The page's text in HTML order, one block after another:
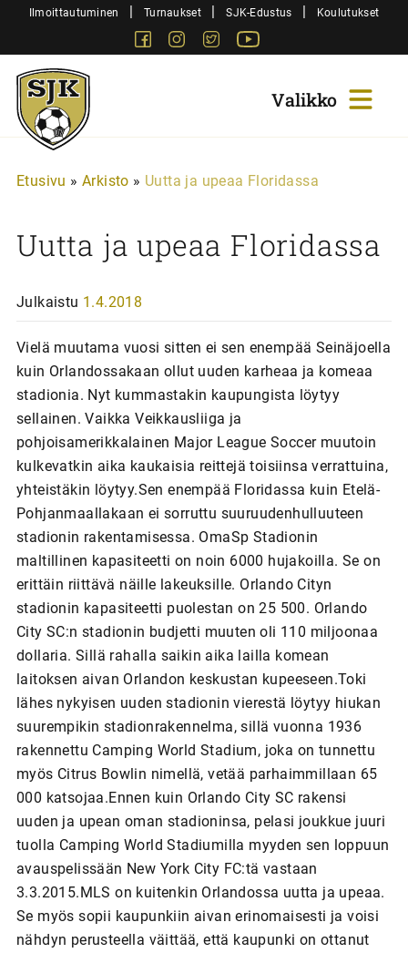
SiirryIlmoittautuminen | Turnaukset | SJK-Edustus | Koulutukset
FacebookInstagram
Twitter
Sjk-
Juniorit
Etusivu » Arkisto » Uutta ja upeaa Floridassa
Uutta ja upeaa Floridassa
Julkaistu 1.4.2018
Vielä muutama vuosi sitten ei sen enempää Seinäjoella
kuin Orlandossakaan ollut uuden karheaa ja komeaa
stadionia. Nyt kummastakin kaupungista löytyy
sellainen. Vaikka Veikkausliiga ja
pohjoisamerikkalainen Major League Soccer muutoin
kulkevatkin aika kaukaisia reittejä toisiinsa verrattuina,
yhteistäkin löytyy.Sen enempää Floridassa kuin Etelä-
Pohjanmaallakaan ei sorruttu suuruudenhulluuteen
stadionin rakentamisessa. OmaSp Stadionin
maltillinen kapasiteetti on noin 6000 hujakoilla. Se on
erittäin riittävä näille lakeuksille. Orlando Cityn
stadionin kapasiteetti puolestan on 25 500. Orlando
City SC:n stadionin budjetti muuten oli 110 miljoonaa
dollaria. Sillä rahalla saikin aika lailla komean
laitoksen aivan Orlandon keskustan kupeeseen.Toki
lähes nykyisen uuden stadionin vierestä löytyy hiukan
suurempikin stadionrakennelma, sillä vuonna 1936
rakennettu Camping World Stadium, joka on tunnettu
myös Citrus Bowlin nimellä, vetää parhaimmillaan 65
000 katsojaa.Ennen kuin Orlando City SC rakensi
uuden ja upean oman stadioninsa, pelasi joukkue juuri
tuolla Camping World Stadiumilla myyden sen loppuun
avauspelissään New York City FC:tä vastaan
3.3.2015.MLS on kuitenkin Orlandossa uutta ja upeaa.
Se myös sopii kaupunkiin aivan erinomaisesti ja voisi
nähdyn perusteella väittää, että kaupunki on ottanut